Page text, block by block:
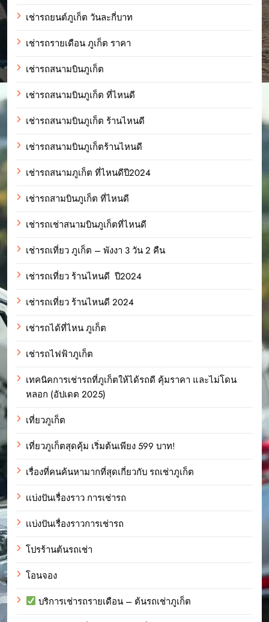
เช่ารถยนต์ภูเก็ต วันละกี่บาท
เช่ารถรายเดือน ภูเก็ต ราคา
เช่ารถสนามบินภูเก็ต
เช่ารถสนามบินภูเก็ต ที่ไหนดี
เช่ารถสนามบินภูเก็ต ร้านไหนดี
เช่ารถสนามบินภูเก็ตร้านไหนดี
เช่ารถสนามภูเก็ต ที่ไหนดีปี2024
เช่ารถสามบินภูเก็ต ที่ไหนดี
เช่ารถเช่าสนามบินภูเก็ตที่ไหนดี
เช่ารถเที่ยว ภูเก็ต – พังงา 3 วัน 2 คืน
เช่ารถเที่ยว ร้านไหนดี ปี2024
เช่ารถเที่ยว ร้านไหนดี 2024
เช่ารถได้ที่ไหน ภูเก็ต
เช่ารถไฟฟ้าภูเก็ต
เทคนิคการเช่ารถที่ภูเก็ตให้ได้รถดี คุ้มราคา และไม่โดน
หลอก (อัปเดต 2025)
เที่ยวภูเก็ต
เที่ยวภูเก็ตสุดคุ้ม เริ่มต้นเพียง 599 บาท!
เรื่องที่คนค้นหามากที่สุดเกี่ยวกับ รถเช่าภูเก็ต
เเบ่งปันเรื่องราว การเช่ารถ
เเบ่งปันเรื่องราวการเช่ารถ
โปรร้านต้นรถเช่า
โอนจอง
บริการเช่ารถรายเดือน – ต้นรถเช่าภูเก็ต